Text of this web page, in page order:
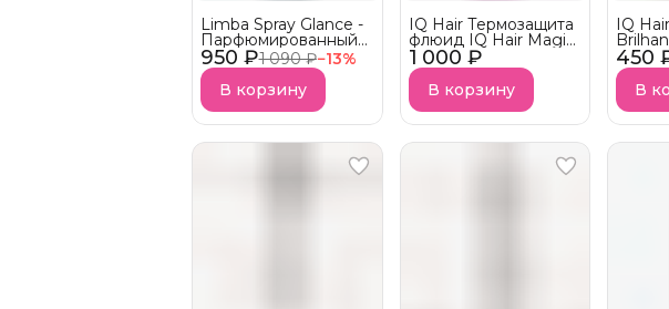
950 ₽1 090 ₽−13%
Limba Spray Glance -
Парфюмированный
спрей Golden Hour
Ягодно-Фруктовый
АКЦИЯ!
В корзину
1 000 ₽
IQ Hair Термозащита
флюид IQ Hair Magic
Liss с эффектом
ботокса
В корзину
450
IQ
В